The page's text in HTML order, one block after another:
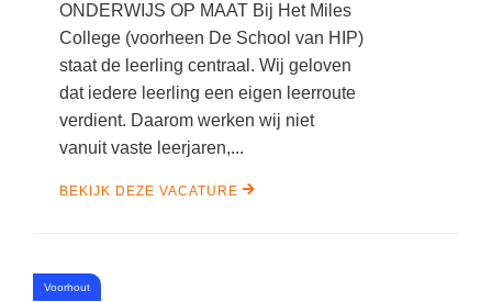
ONDERWIJS OP MAAT Bij Het Miles
College (voorheen De School van HIP)
staat de leerling centraal. Wij geloven
dat iedere leerling een eigen leerroute
verdient. Daarom werken wij niet
vanuit vaste leerjaren,...
BEKIJK DEZE VACATURE
Voorhout